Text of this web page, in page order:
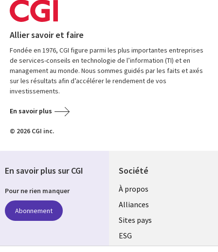
Allier savoir et faire
Fondée en 1976, CGI figure parmi les plus importantes entreprises
de services-conseils en technologie de l’information (TI) et en
management au monde. Nous sommes guidés par les faits et axés
sur les résultats afin d’accélérer le rendement de vos
investissements.
En savoir plus
© 2026 CGI inc.
Société
À propos
Alliances
Sites pays
ESG
En savoir plus sur CGI
Pour ne rien manquer
Abonnement